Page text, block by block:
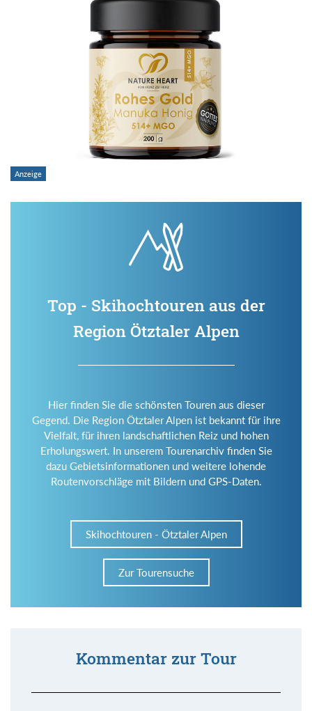
Top - Skihochtouren aus der
Region Ötztaler Alpen
Hier finden Sie die schönsten Touren aus dieser
Gegend. Die Region Ötztaler Alpen ist bekannt für ihre
Vielfalt, für ihren landschaftlichen Reiz und hohen
Erholungswert. In unserem Tourenarchiv finden Sie
dazu Gebietsinformationen und weitere lohende
Routenvorschläge mit Bildern und GPS-Daten.
Skihochtouren - Ötztaler Alpen
Zur Tourensuche
Kommentar zur Tour